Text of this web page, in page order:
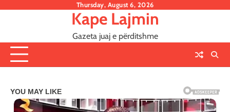
Thursday, August 6, 2026
Kape Lajmin
Gazeta juaj e përditshme